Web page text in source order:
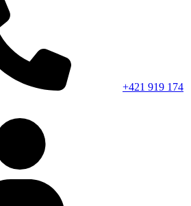
+421 919 174